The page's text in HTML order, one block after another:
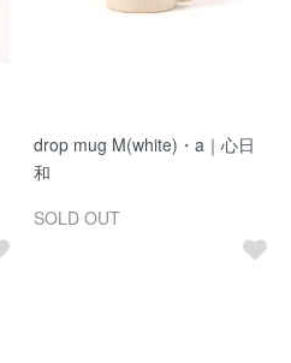
drop mug M(white)・a｜心日
和
SOLD OUT